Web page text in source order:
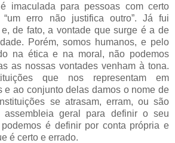
imaculada para pessoas com certo
erro não justifica outro”. Já fui
de fato, a vontade que surge é a de
Porém, somos humanos, e pelo
na ética e na moral, não podemos
as nossas vontades venham à tona.
que nos representam em
e ao conjunto delas damos o nome de
se atrasam, erram, ou são
assembleia geral para definir o seu
é definir por conta própria e
é certo e errado.